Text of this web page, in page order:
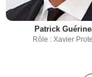
Patrick
Rôle : Xavier